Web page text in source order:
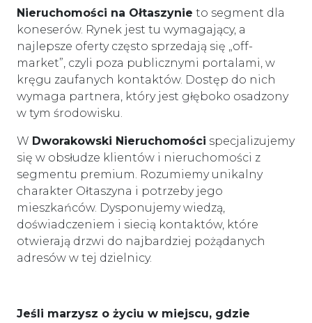
Nieruchomości na Ołtaszynie to segment dla
koneserów. Rynek jest tu wymagający, a
najlepsze oferty często sprzedają się „off-
market”, czyli poza publicznymi portalami, w
kręgu zaufanych kontaktów. Dostęp do nich
wymaga partnera, który jest głęboko osadzony
w tym środowisku.
W Dworakowski Nieruchomości specjalizujemy
się w obsłudze klientów i nieruchomości z
segmentu premium. Rozumiemy unikalny
charakter Ołtaszyna i potrzeby jego
mieszkańców. Dysponujemy wiedzą,
doświadczeniem i siecią kontaktów, które
otwierają drzwi do najbardziej pożądanych
adresów w tej dzielnicy.
Jeśli marzysz o życiu w miejscu, gdzie